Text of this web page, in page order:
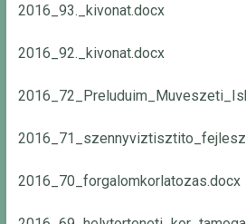
2016_93._kivonat.docx
2016_92._kivonat.docx
2016_70_forgalomkorlatozas.docx